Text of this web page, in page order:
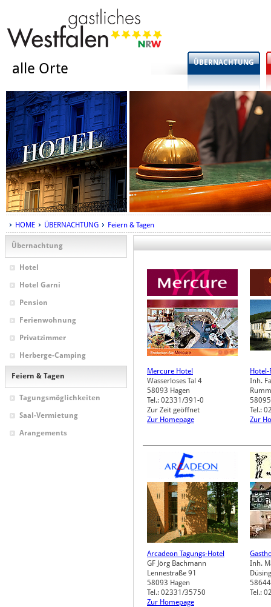
alle Orte ÜBERNACHTUNG
HOME ÜBERNACHTUNG Feiern & Tagen
Übernachtung
Hotel
Hotel Garni
Pension
Ferienwohnung
Privatzimmer
Herberge-Camping
Feiern & Tagen
Tagungsmöglichkeiten
Saal-Vermietung
Arangements
Mercure Hotel
Wasserloses Tal 4
58093 Hagen
Tel.: 02331/391-0
Zur Zeit geöffnet
Zur Homepage
Inh.
58095
Tel.:
Zur
Arcadeon Tagungs-Hotel
GF Jörg Bachmann
Lennestraße 91
58093 Hagen
Tel.: 02331/35750
Zur Homepage
Inh.
58644
Tel.: